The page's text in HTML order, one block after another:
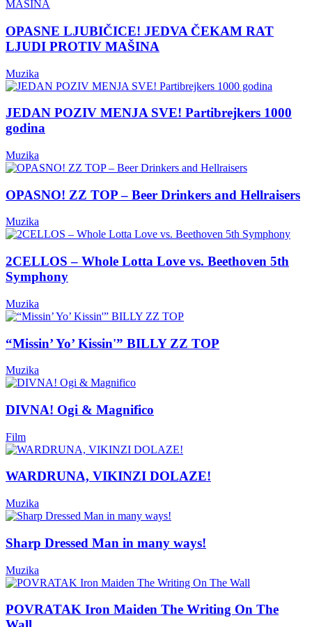
OPASNE LJUBIČICE! JEDVA ČEKAM RAT
LJUDI PROTIV MAŠINA
Muzika
JEDAN POZIV MENJA SVE! Partibrejkers 1000
godina
Muzika
OPASNO! ZZ TOP – Beer Drinkers and Hellraisers
Muzika
2CELLOS – Whole Lotta Love vs. Beethoven 5th
Symphony
Muzika
“Missin’ Yo’ Kissin'” BILLY ZZ TOP
Muzika
DIVNA! Ogi & Magnifico
Film
WARDRUNA, VIKINZI DOLAZE!
Muzika
Sharp Dressed Man in many ways!
Muzika
POVRATAK Iron Maiden The Writing On The